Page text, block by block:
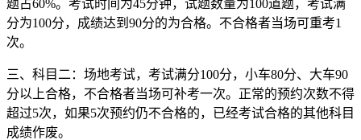
题占60%。考试时间为45分钟，试题数量为100道题，考试满
分为100分，成绩达到90分的为合格。不合格者当场可重考1
次。
三、科目二：场地考试，考试满分100分，小车80分、大车90
分以上合格，不合格者当场可补考一次。正常的预约次数不得
超过5次，如果5次预约仍不合格的，已经考试合格的其他科目
成绩作废。